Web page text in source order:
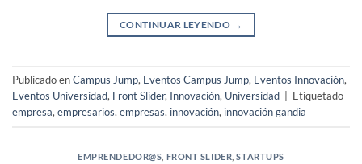
CONTINUAR LEYENDO →
Publicado enCampus Jump, Eventos Campus Jump, Eventos Innovación,
Eventos Universidad, Front Slider, Innovación, Universidad
Etiquetado
empresa, empresarios, empresas, innovación, innovación gandia
EMPRENDEDOR@S FRONT SLIDER ,STARTUPS